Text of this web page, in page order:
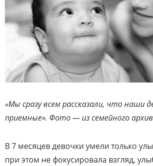
«Мы сразу всем рассказали, что наши
приемные». Фото — из семейного
В 7 месяцев девочки умели только
при этом не фокусировала взгляд,